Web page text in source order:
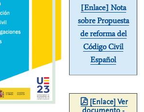
[Enlace] Nota
sobre Propuesta
de reforma del
Código Civil
Español
[Enlace] Ver